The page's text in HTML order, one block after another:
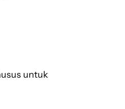
untuk